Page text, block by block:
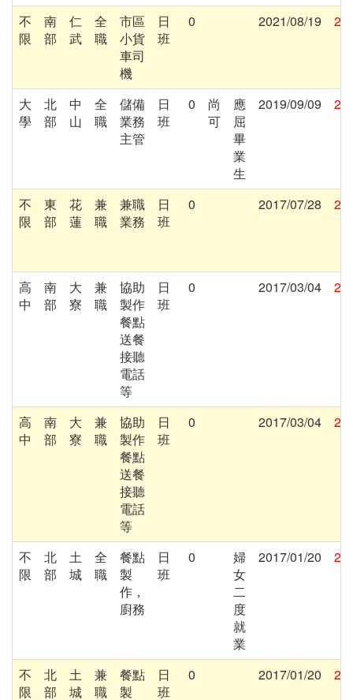
不
限
南
部
仁
武
全
職
市區
小貨
車司
機
日
班
0 2021/08/19
大
學
北
部
中
山
全
職
儲備
業務
主管
日
班
0
尚
可
應
屈
畢
業
生
2019/09/09
不
限
東
部
花
蓮
兼
職
兼職
業務
日
班
0 2017/07/28
高
中
南
部
大
寮
兼
職
協助
製作
餐點
送餐
接聽
電話
等
日
班
0 2017/03/04
高
中
南
部
大
寮
兼
職
協助
製作
餐點
送餐
接聽
電話
等
日
班
0 2017/03/04
不
限
北
部
土
城
全
職
餐點
製
作，
廚務
日
班
0
婦
女
二
度
就
業
2017/01/20
不
限
北
部
土
城
兼
職
餐點
製
日
班
0 2017/01/20